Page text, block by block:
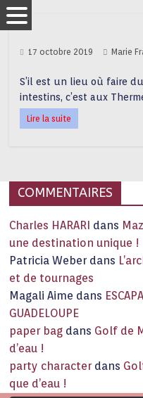
17 octobre 2019 Marie
S’il est un lieu où faire
intestins, c’est aux
Lire la suite
COMMENTAIRES
Charles HARARI dans
une destination unique !
Patricia Weber dans
et de tournages
Magali Aime dans
GUADELOUPE
paper bag dans Golf de
d’eau !
party character dans
que d’eau !